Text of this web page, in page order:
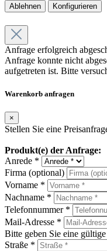
Ablehnen Konfigurieren
Anfrage erfolgreich
Anfrage konnte nicht
aufgetreten ist. Bitte
Warenkorb anfragen
×
Stellen Sie eine
Produkt(e) der Anfrage:
Anrede *
Firma (optional)
Vorname *
Nachname *
Telefonnummer *
Mail-Adresse *
Bitte geben Sie eine
Straße *